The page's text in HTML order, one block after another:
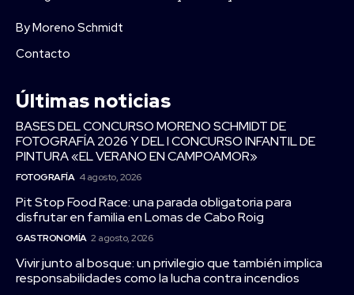
By Moreno Schmidt
Contacto
Últimas noticias
BASES DEL CONCURSO MORENO SCHMIDT DE
FOTOGRAFÍA 2026 Y DEL I CONCURSO INFANTIL DE
PINTURA «EL VERANO EN CAMPOAMOR»
FOTOGRAFÍA 4 agosto, 2026
Pit Stop Food Race: una parada obligatoria para
disfrutar en familia en Lomas de Cabo Roig
GASTRONOMÍA 2 agosto, 2026
Vivir junto al bosque: un privilegio que también implica
responsabilidades como la lucha contra incendios